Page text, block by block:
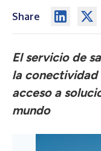
Share
El servicio de
la
acceso a
mundo